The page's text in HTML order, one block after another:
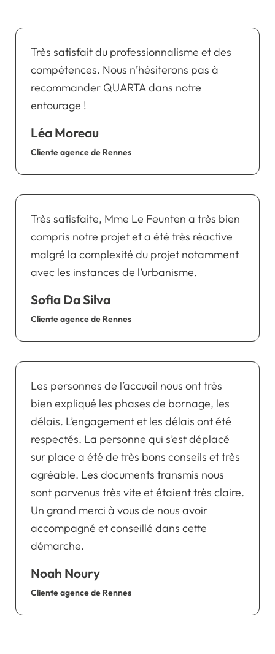
Très satisfait du professionnalisme et des
compétences. Nous n’hésiterons pas à
recommander QUARTA dans notre
entourage !
Léa Moreau
Cliente agence de Rennes
Très satisfaite, Mme Le Feunten a très bien
compris notre projet et a été très réactive
malgré la complexité du projet notamment
avec les instances de l’urbanisme.
Sofia Da Silva
Cliente agence de Rennes
Les personnes de l’accueil nous ont très
bien expliqué les phases de bornage, les
délais. L’engagement et les délais ont été
respectés. La personne qui s’est déplacé
sur place a été de très bons conseils et très
agréable. Les documents transmis nous
sont parvenus très vite et étaient très claire.
Un grand merci à vous de nous avoir
accompagné et conseillé dans cette
démarche.
Noah Noury
Cliente agence de Rennes